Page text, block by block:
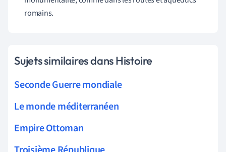
romains.
Sujets similaires dans Histoire
Seconde Guerre mondiale
Le monde méditerranéen
Empire Ottoman